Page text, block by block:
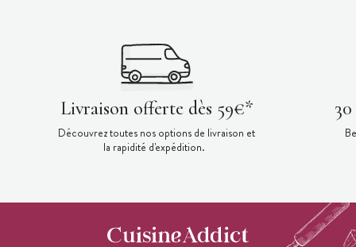
Livraison offerte dès 59€*
Découvrez toutes nos options de livraison et
la rapidité d'expédition.